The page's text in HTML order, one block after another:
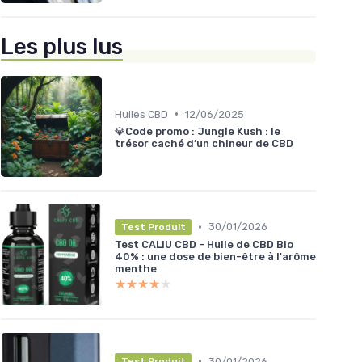
Les plus lus
Huiles CBD • 12/06/2025
💎Code promo : Jungle Kush : le
trésor caché d’un chineur de CBD
Test Produit • 30/01/2026
Test CALIU CBD - Huile de CBD Bio
40% : une dose de bien-être à l'arôme
menthe
★★★★★
★★★★★